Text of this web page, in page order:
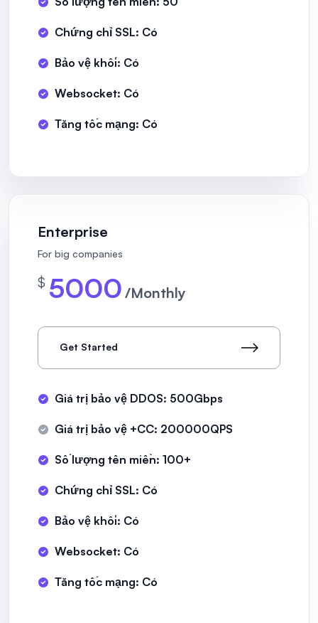
Chứng chỉ SSL: Có
Bảo vệ khối: Có
Websocket: Có
Tăng tốc mạng: Có
Enterprise
For big companies
$ 5000 /Monthly
Get Started
Giá trị bảo vệ DDOS: 500Gbps
Giá trị bảo vệ +CC: 200000QPS
Số lượng tên miền: 100+
Chứng chỉ SSL: Có
Bảo vệ khối: Có
Websocket: Có
Tăng tốc mạng: Có